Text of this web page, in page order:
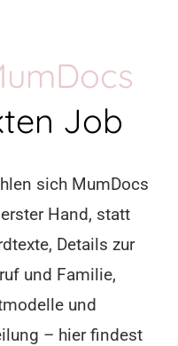
Job
sich MumDocs
Hand, statt
Details zur
und Familie,
und
– hier findest